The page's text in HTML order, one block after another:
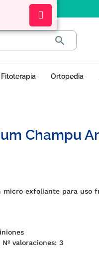

Fitoterapia Ortopedia
Champu
micro exfoliante para uso
Nº valoraciones:3